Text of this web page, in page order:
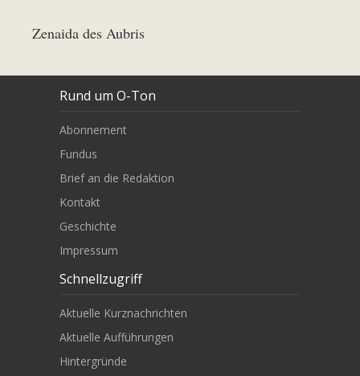
Zenaida des Aubris
Rund um O-Ton
Abonnement
Fundus
Brief an die Redaktion
Kontakt
Geschichte
Impressum
Schnellzugriff
Aktuelle Kurznachrichten
Aktuelle Aufführungen
Hintergründe